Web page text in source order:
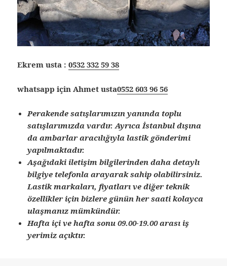
Ekrem usta :0532 332 59 38
whatsapp için Ahmet usta0552 603 96 56
Perakende satışlarımızın yanında toplu
satışlarımızda vardır. Ayrıca İstanbul dışına
da ambarlar aracılığıyla lastik gönderimi
yapılmaktadır.
Aşağıdaki iletişim bilgilerinden daha detaylı
bilgiye telefonla arayarak sahip olabilirsiniz.
Lastik markaları, fiyatları ve diğer teknik
özellikler için bizlere günün her saati kolayca
ulaşmanız mümkündür.
Hafta içi ve hafta sonu 09.00-19.00 arası iş
yerimiz açıktır.